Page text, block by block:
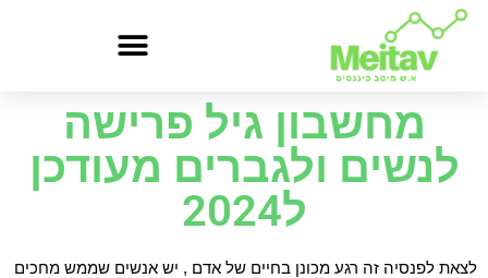
מחשבון גיל פרישה
לנשים ולגברים מעודכן
ל2024
לצאת לפנסיה זה רגע מכונן בחיים של אדם , יש אנשים שממש מחכים